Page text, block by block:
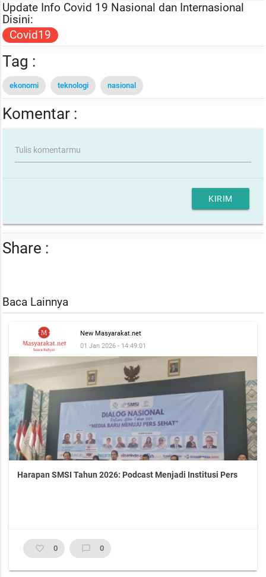
Update Info Covid 19 Nasional dan Internasional
Disini:
Covid19
Tag :
ekonomi teknologi nasional
Komentar :
Tulis komentarmu
KIRIM
Share :
Baca Lainnya
New Masyarakat.net
01 Jan 2026 - 14:49:01
Harapan SMSI Tahun 2026: Podcast Menjadi Institusi Pers
favorite_border 0 chat_bubble_outline 0